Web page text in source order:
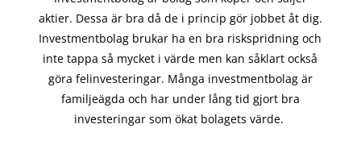
aktier. Dessa är bra då de i princip görjobbet åt dig.
Investmentbolag brukar ha en bra riskspridning och
inte tappa så mycket i värde men kan såklart också
göra felinvesteringar. Många investmentbolag är
familjeägda och har under lång tid gjort bra
investeringar som ökat bolagets värde.